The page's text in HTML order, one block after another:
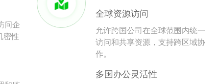
问企
密性
全球资源访问
允许跨国公司在全球范围内统一
访问和共享资源，支持跨区域协
作。
多国办公灵活性